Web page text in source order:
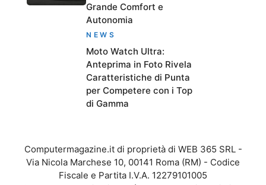
Grande Comfort e
Autonomia
NEWS
Moto Watch Ultra:
Anteprima in Foto Rivela
Caratteristiche di Punta
per Competere con i Top
di Gamma
Computermagazine.it di proprietà di WEB 365 SRL -
Via Nicola Marchese 10, 00141 Roma (RM) - Codice
Fiscale e Partita I.V.A. 12279101005